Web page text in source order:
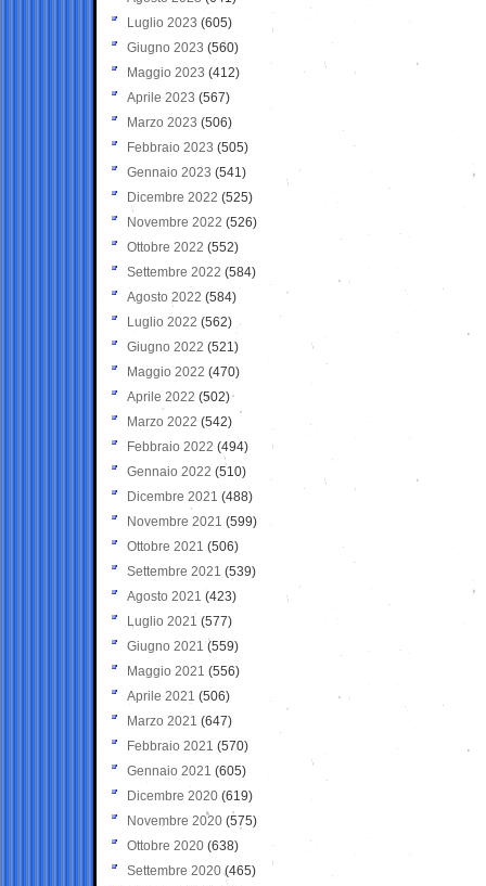
Luglio 2023 (605)
Giugno 2023 (560)
Maggio 2023 (412)
Aprile 2023 (567)
Marzo 2023 (506)
Febbraio 2023 (505)
Gennaio 2023 (541)
Dicembre 2022 (525)
Novembre 2022 (526)
Ottobre 2022 (552)
Settembre 2022 (584)
Agosto 2022 (584)
Luglio 2022 (562)
Giugno 2022 (521)
Maggio 2022 (470)
Aprile 2022 (502)
Marzo 2022 (542)
Febbraio 2022 (494)
Gennaio 2022 (510)
Dicembre 2021 (488)
Novembre 2021 (599)
Ottobre 2021 (506)
Settembre 2021 (539)
Agosto 2021 (423)
Luglio 2021 (577)
Giugno 2021(559)
Maggio 2021 (556)
Aprile 2021 (506)
Marzo 2021 (647)
Febbraio 2021 (570)
Gennaio 2021 (605)
Dicembre 2020 (619)
Novembre 2020 (575)
Ottobre 2020 (638)
Settembre 2020(465)